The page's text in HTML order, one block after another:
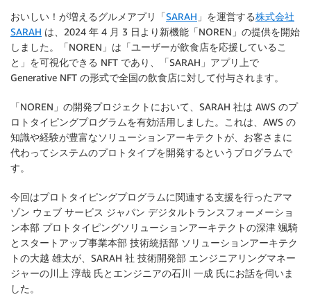
おいしい！が増えるグルメアプリ「SARAH 」を運営する株式会社
SARAH は、2024 年 4 月 3 日より新機能「NOREN」の提供を開始
しました。「NOREN」は「ユーザーが飲食店を応援しているこ
と」を可視化できる NFT であり、「SARAH」アプリ上で
Generative NFT の形式で全国の飲食店に対して付与されます。
「NOREN」の開発プロジェクトにおいて、SARAH 社は AWS のプ
ロトタイピングプログラムを有効活用しました。これは、AWS の
知識や経験が豊富なソリューションアーキテクトが、お客さまに
代わってシステムのプロトタイプを開発するというプログラムで
す。
今回はプロトタイピングプログラムに関連する支援を行ったアマ
ゾン ウェブ サービス ジャパン デジタルトランスフォーメーショ
ン本部 プロトタイピングソリューションアーキテクトの深津 颯騎
とスタートアップ事業本部 技術統括部 ソリューションアーキテク
トの大越 雄太が、SARAH 社 技術開発部 エンジニアリングマネー
ジャーの川上 淳哉 氏とエンジニアの石川 一成 氏にお話を伺いま
した。